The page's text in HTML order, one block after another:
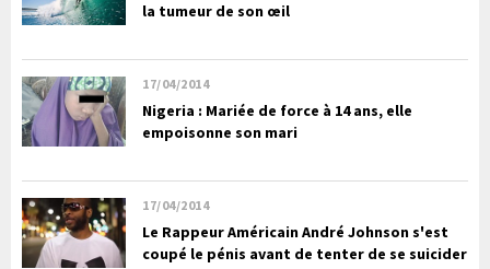
la tumeur de son œil
17/04/2014
Nigeria : Mariée de force à 14 ans, elle
empoisonne son mari
17/04/2014
Le Rappeur Américain André Johnson s'est
coupé le pénis avant de tenter de se suicider